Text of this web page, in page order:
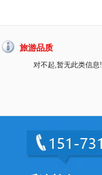
旅游品质
对不起,暂无此类信息!